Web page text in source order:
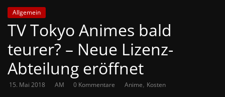
die
aktuellsten
Anime-
News
aus
Japan
Deutschland
Allgemein
TV Tokyo Animes bald
teurer? – Neue Lizenz-
Abteilung eröffnet
15. Mai 2018 AM 0 Kommentare Anime, Kosten